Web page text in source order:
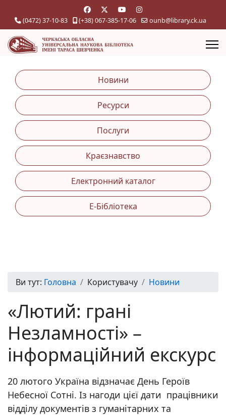
(0472) 37-10-83 (+38) 067-385-17-06 ounb@library.ck.ua
Новини
Ресурси
Послуги
Краєзнавство
Електронний каталог
Е-Бібліотека
Ви тут: Головна Користувачу Новини
«Лютий: грані
Незламності» –
інформаційний екскурс
20 лютого Україна відзначає День Героїв
Небесної Сотні. Із нагоди цієї дати працівники
відділу документів з гуманітарних та